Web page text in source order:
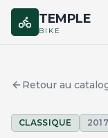
TEMPLE
BIKE
MARQUES
Retour au
CLASSIQUE 2017